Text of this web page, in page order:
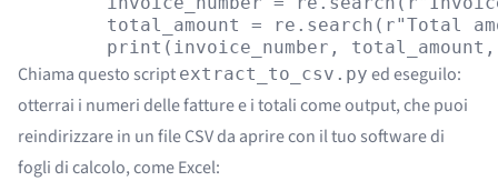
total_amount = re.search(r"Total
Chiama questo script extract_to_csv.py ed eseguilo:
otterrai i numeri delle fatture e i totali come output, che puoi
reindirizzare in un file CSV da aprire con il tuo software di
fogli di calcolo, come Excel: